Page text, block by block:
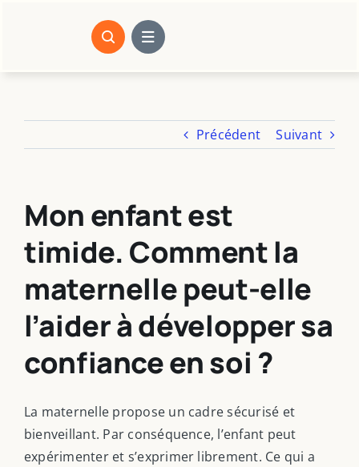
Précédent Suivant
Mon enfant est
timide. Comment la
maternelle peut-elle
l’aider à développer sa
confiance en soi ?
La maternelle propose un cadre sécurisé et
bienveillant. Par conséquence, l’enfant peut
expérimenter et s’exprimer librement. Ce qui a